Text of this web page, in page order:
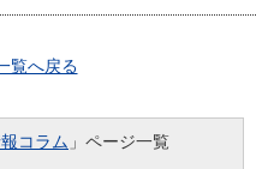
覧へ戻る
コラム 」ページ一覧